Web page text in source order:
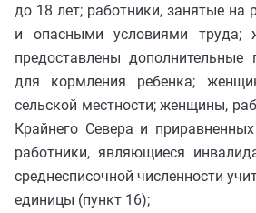
до 18 лет; работники, занятые на
и опасными условиями труда;
предоставлены
для кормления ребенка;
сельской местности; женщины,
Крайнего Севера и
работники, являющиеся
среднесписочной численности
единицы (пункт 16);